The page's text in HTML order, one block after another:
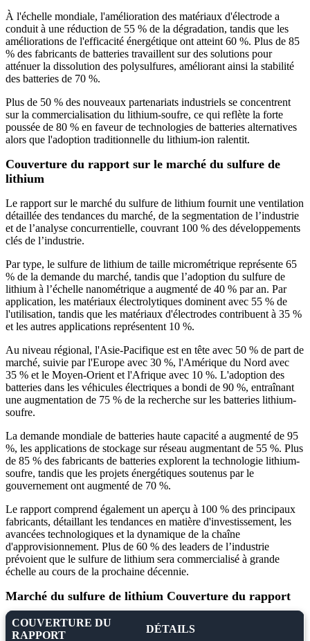
À l'échelle mondiale, l'amélioration des matériaux d'électrode a
conduit à une réduction de 55 % de la dégradation, tandis que les
améliorations de l'efficacité énergétique ont atteint 60 %. Plus de 85
% des fabricants de batteries travaillent sur des solutions pour
atténuer la dissolution des polysulfures, améliorant ainsi la stabilité
des batteries de 70 %.
Plus de 50 % des nouveaux partenariats industriels se concentrent
sur la commercialisation du lithium-soufre, ce qui reflète la forte
poussée de 80 % en faveur de technologies de batteries alternatives
alors que l'adoption traditionnelle du lithium-ion ralentit.
Couverture du rapport sur le marché du sulfure de
lithium
Le rapport sur le marché du sulfure de lithium fournit une ventilation
détaillée des tendances du marché, de la segmentation de l’industrie
et de l’analyse concurrentielle, couvrant 100 % des développements
clés de l’industrie.
Par type, le sulfure de lithium de taille micrométrique représente 65
% de la demande du marché, tandis que l’adoption du sulfure de
lithium à l’échelle nanométrique a augmenté de 40 % par an. Par
application, les matériaux électrolytiques dominent avec 55 % de
l'utilisation, tandis que les matériaux d'électrodes contribuent à 35 %
et les autres applications représentent 10 %.
Au niveau régional, l'Asie-Pacifique est en tête avec 50 % de part de
marché, suivie par l'Europe avec 30 %, l'Amérique du Nord avec
35 % et le Moyen-Orient et l'Afrique avec 10 %. L'adoption des
batteries dans les véhicules électriques a bondi de 90 %, entraînant
une augmentation de 75 % de la recherche sur les batteries lithium-
soufre.
La demande mondiale de batteries haute capacité a augmenté de 95
%, les applications de stockage sur réseau augmentant de 55 %. Plus
de 85 % des fabricants de batteries explorent la technologie lithium-
soufre, tandis que les projets énergétiques soutenus par le
gouvernement ont augmenté de 70 %.
Le rapport comprend également un aperçu à 100 % des principaux
fabricants, détaillant les tendances en matière d'investissement, les
avancées technologiques et la dynamique de la chaîne
d'approvisionnement. Plus de 60 % des leaders de l’industrie
prévoient que le sulfure de lithium sera commercialisé à grande
échelle au cours de la prochaine décennie.
Marché du sulfure de lithium Couverture du rapport
COUVERTURE DU
RAPPORT
DÉTAILS